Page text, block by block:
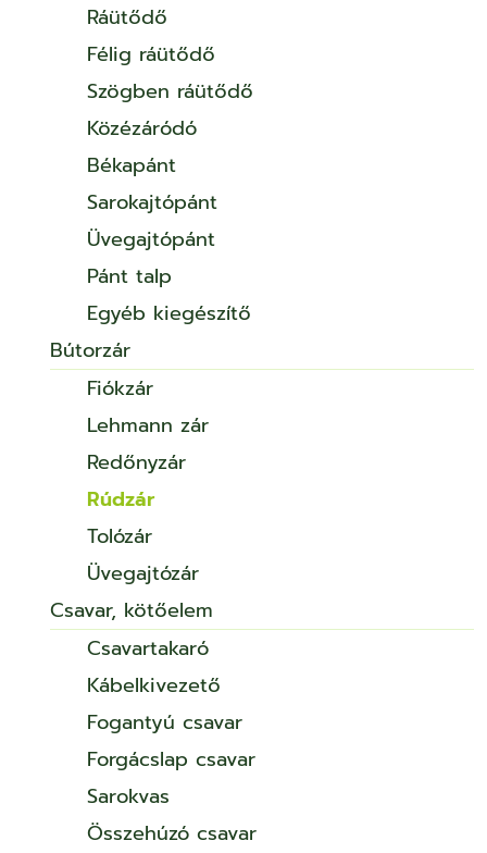
Ráütődő
Félig ráütődő
Szögben ráütődő
Közézáródó
Békapánt
Sarokajtópánt
Üvegajtópánt
Pánt talp
Egyéb kiegészítő
Bútorzár
Fiókzár
Lehmann zár
Redőnyzár
Rúdzár
Tolózár
Üvegajtózár
Csavar, kötőelem
Csavartakaró
Kábelkivezető
Fogantyú csavar
Forgácslap csavar
Sarokvas
Összehúzó csavar